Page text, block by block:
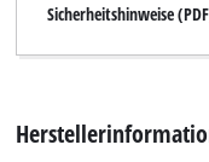
Sicherheitshinweise